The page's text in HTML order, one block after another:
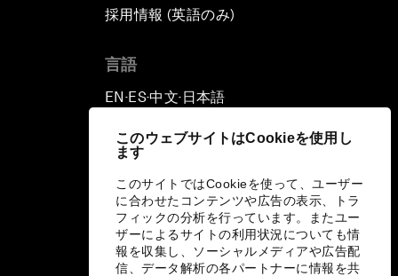
このウェブサイトはCookieを使用し
ます
このサイトではCookieを使って、ユーザー
に合わせたコンテンツや広告の表示、トラ
フィックの分析を行っています。またユー
ザーによるサイトの利用状況についても情
報を収集し、ソーシャルメディアや広告配
信、データ解析の各パートナーに情報を共
採用情報 (英語のみ)
言語
EN ▪ES▪中文▪ 日本語